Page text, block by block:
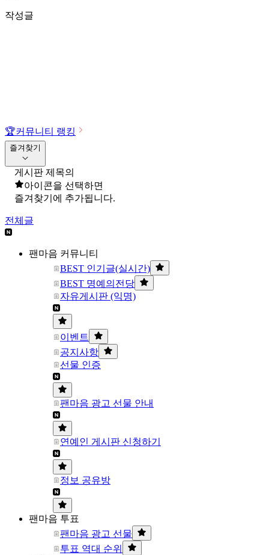
작성글
🏆커뮤니티 랭킹
즐겨찾기
게시판 제목의
아이콘을 선택하면
즐겨찾기에 추가됩니다.
전체글
팬마음 커뮤니티
BEST 인기글(실시간)
BEST 명예의전당
자유게시판 (익명)
이벤트
공지사항
선물 인증
팬마음 광고 선물 안내
연예인 게시판 신청하기
정보 공유방
팬마음 투표
팬마음 광고 선물
투표 역대 순위